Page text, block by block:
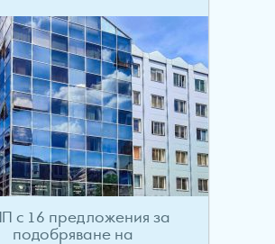
с 16 предложения за
подобряване на